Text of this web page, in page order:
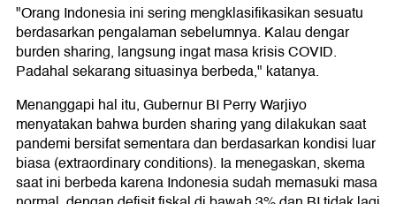
"Orang Indonesia ini sering mengklasifikasikan sesuatu
berdasarkan pengalaman sebelumnya. Kalau dengar
burden sharing, langsung ingat masa krisis COVID.
Padahal sekarang situasinya berbeda," katanya.
Menanggapi hal itu, Gubernur BI Perry Warjiyo
menyatakan bahwa burden sharing yang dilakukan saat
pandemi bersifat sementara dan berdasarkan kondisi luar
biasa (extraordinary conditions). Ia menegaskan, skema
saat ini berbeda karena Indonesia sudah memasuki masa